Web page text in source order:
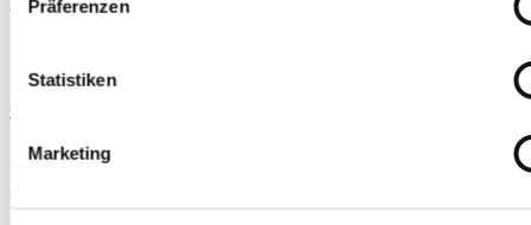
Präferenzen
Statistiken
Marketing
Weitere Veranstaltungsempfehlungen
© Jewish Chamber Orchestra Munich
Jüdisches Neujahrskonzert 5787
Di., 13.10.2026